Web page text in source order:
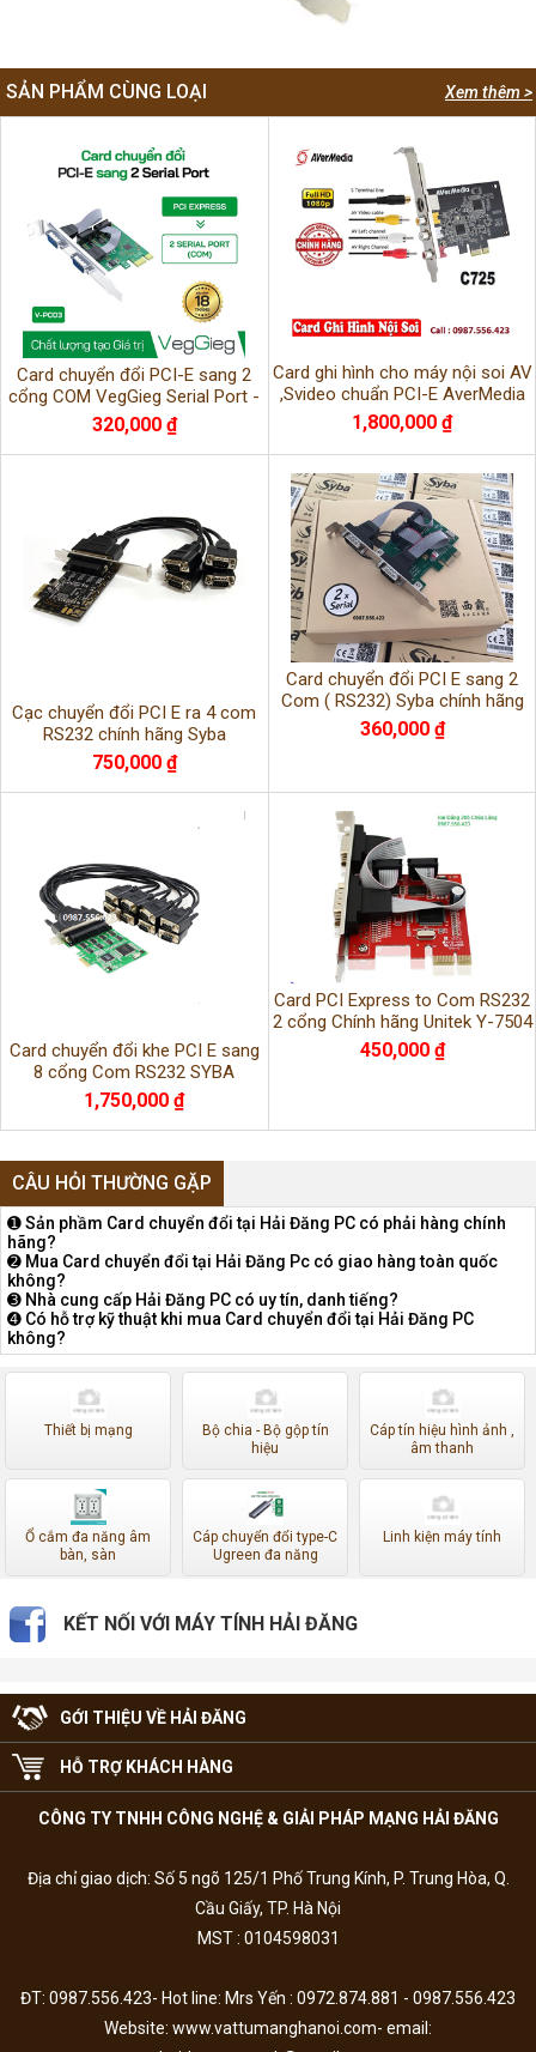
Xem thêm >
SẢN PHẨM CÙNG LOẠI
Card chuyển đổi PCI-E sang 2
cổng COM VegGieg Serial Port -
V-PC03 chính hãng BH 18 tháng
320,000 ₫
Card ghi hình cho máy nội soi AV
,Svideo chuẩn PCI-E AverMedia
C725 chính hãng
1,800,000 ₫
Cạc chuyển đổi PCI E ra 4 com
RS232 chính hãng Syba
750,000 ₫
Card chuyển đổi PCI E sang 2
Com ( RS232) Syba chính hãng
360,000 ₫
Card chuyển đổi khe PCI E sang
8 cổng Com RS232 SYBA
1,750,000 ₫
Card PCI Express to Com RS232
2 cổng Chính hãng Unitek Y-7504
450,000 ₫
CÂU HỎI THƯỜNG GẶP
➊ Sản phầm Card chuyển đổi tại Hải Đăng PC có phải hàng chính
hãng?
➋ Mua Card chuyển đổi tại Hải Đăng Pc có giao hàng toàn quốc
không?
➌ Nhà cung cấp Hải Đăng PC có uy tín, danh tiếng?
➍ Có hỗ trợ kỹ thuật khi mua Card chuyển đổi tại Hải Đăng PC
không?
Thiết bị mạng
Bộ chia - Bộ gộp tín
hiệu
Cáp tín hiệu hình ảnh ,
âm thanh
Ổ cắm đa năng âm
bàn, sàn
Cáp chuyển đổi type-C
Ugreen đa năng
Linh kiện máy tính
KẾT NỐI VỚI MÁY TÍNH HẢI ĐĂNG
GỚI THIỆU VỀ HẢI ĐĂNG
HỖ TRỢ KHÁCH HÀNG
CÔNG TY TNHH CÔNG NGHỆ & GIẢI PHÁP MẠNG HẢI ĐĂNG
Địa chỉ giao dịch: Số 5 ngõ 125/1 Phố Trung Kính, P. Trung Hòa, Q.
Cầu Giấy, TP. Hà Nội
MST : 0104598031
ĐT: 0987.556.423- Hot line: Mrs Yến : 0972.874.881 - 0987.556.423
Website: www.vattumanghanoi.com- email: